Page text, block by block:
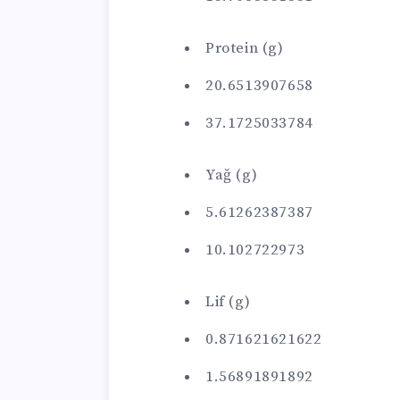
Protein (g)
20.6513907658
37.1725033784
Yağ (g)
5.61262387387
10.102722973
Lif (g)
0.871621621622
1.56891891892